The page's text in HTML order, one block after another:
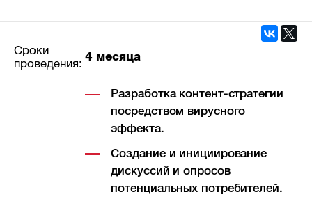
Сроки
проведения:
4 месяца
Разработка контент-стратегии
посредством вирусного
эффекта.
Создание и инициирование
дискуссий и опросов
потенциальных потребителей.